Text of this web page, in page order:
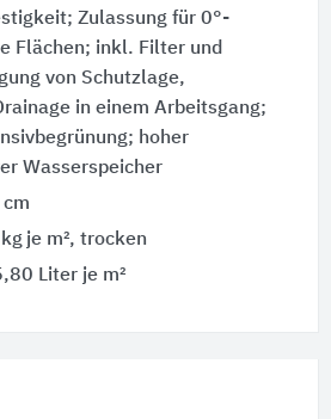
Zu­lassung für 0°-
Flächen; inkl. Filter und
von Schutzlage,
in einem Arbeitsgang;
hoher
Wasserspeicher
je m², trocken
Liter je m²